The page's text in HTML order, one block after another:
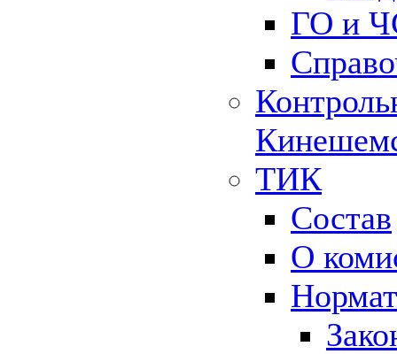
ГО и
ТИК
Состав
О